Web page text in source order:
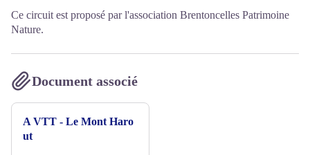
Ce circuit est proposé par l'association Brentoncelles Patrimoine
Nature.
Document associé
A VTT - Le Mont Haro
ut